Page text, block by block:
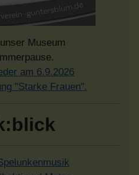
Museum
am 6.9.2026
"Starke Frauen".